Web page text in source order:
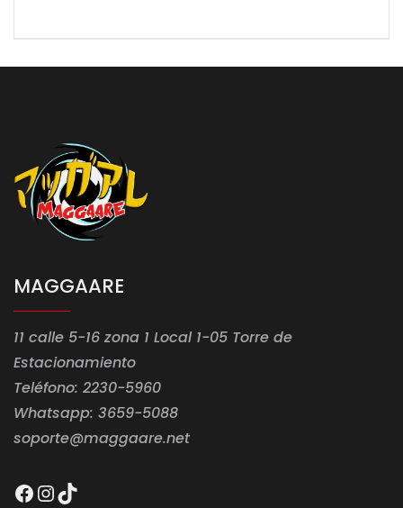
MAGGAARE
11 calle 5-16 zona 1 Local 1-05 Torre de
Estacionamiento
Teléfono: 2230-5960
Whatsapp: 3659-5088
soporte@maggaare.net
Facebook
Instagram
TikTok